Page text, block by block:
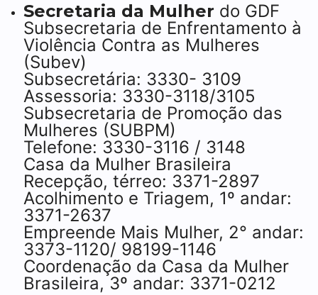
Secretaria da Mulher do GDF
Subsecretaria de Enfrentamento à
Violência Contra as Mulheres
(Subev)
Subsecretária: 3330- 3109
Assessoria: 3330-3118/3105
Subsecretaria de Promoção das
Mulheres (SUBPM)
Telefone: 3330-3116 / 3148
Casa da Mulher Brasileira
Recepção, térreo: 3371-2897
Acolhimento e Triagem, 1º andar:
3371-2637
Empreende Mais Mulher, 2° andar:
3373-1120/ 98199-1146
Coordenação da Casa da Mulher
Brasileira, 3º andar: 3371-0212